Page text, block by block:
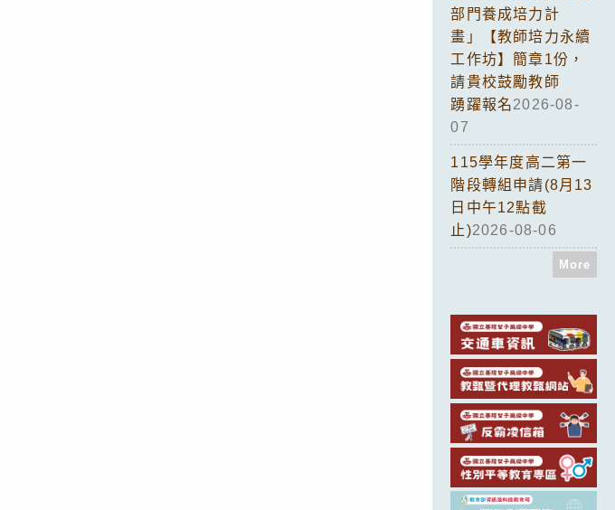
部門養成培力計
畫」【教師培力永續
工作坊】簡章1份，
請貴校鼓勵教師
踴躍報名2026-08-
07
115學年度高二第一
階段轉組申請(8月13
日中午12點截
止)2026-08-06
More